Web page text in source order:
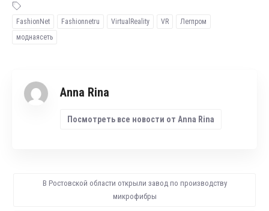
FashionNet Fashionnetru VirtualReality VR
Легпром
моднаясеть
Anna Rina
Посмотреть все новости от Anna Rina
В Ростовской области открыли завод по производству
микрофибры